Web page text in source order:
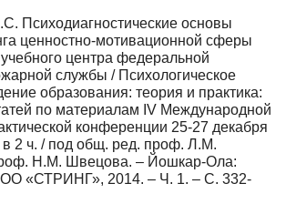
Психодиагностические основы
ценностно-мотивационной сферы
учебного центра федеральной
службы / Психологическое
образования: теория и практика:
по материалам IV Международной
конференции 25-27 декабря
в 2 ч. / под общ. ред. проф. Л.М.
Н.М. Швецова. – Йошкар-Ола:
«СТРИНГ», 2014. – Ч. 1. – С. 332-